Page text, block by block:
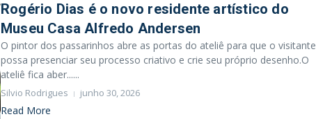
Rogério Dias é o novo residente artístico do
Museu Casa Alfredo Andersen
O pintor dos passarinhos abre as portas do ateliê para que o visitante
possa presenciar seu processo criativo e crie seu próprio desenho.O
ateliê fica aber......
Silvio Rodrigues junho 30, 2026
Read More